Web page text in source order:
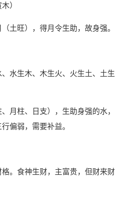
）
土旺），得月令生助，故身强。
水生木、木生火、火生土、土生
月柱、日支），生助身强的水，
偏弱，需要补益。
。食神生财，主富贵，但财来财